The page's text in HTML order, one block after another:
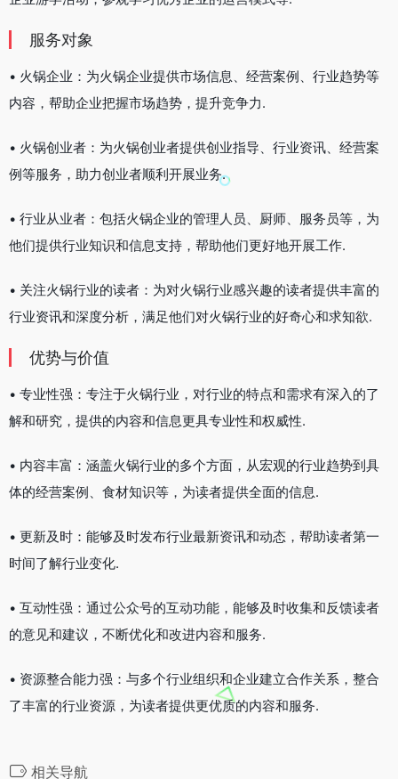
服务对象
• 火锅企业：为火锅企业提供市场信息、经营案例、行业趋势等
内容，帮助企业把握市场趋势，提升竞争力.
• 火锅创业者：为火锅创业者提供创业指导、行业资讯、经营案
例等服务，助力创业者顺利开展业务.
• 行业从业者：包括火锅企业的管理人员、厨师、服务员等，为
他们提供行业知识和信息支持，帮助他们更好地开展工作.
• 关注火锅行业的读者：为对火锅行业感兴趣的读者提供丰富的
行业资讯和深度分析，满足他们对火锅行业的好奇心和求知欲.
优势与价值
• 专业性强：专注于火锅行业，对行业的特点和需求有深入的了
解和研究，提供的内容和信息更具专业性和权威性.
• 内容丰富：涵盖火锅行业的多个方面，从宏观的行业趋势到具
体的经营案例、食材知识等，为读者提供全面的信息.
• 更新及时：能够及时发布行业最新资讯和动态，帮助读者第一
时间了解行业变化.
• 互动性强：通过公众号的互动功能，能够及时收集和反馈读者
的意见和建议，不断优化和改进内容和服务.
• 资源整合能力强：与多个行业组织和企业建立合作关系，整合
了丰富的行业资源，为读者提供更优质的内容和服务.
相关导航